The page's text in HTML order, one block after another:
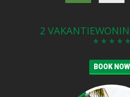
2
* * * * *
BOOK NOW